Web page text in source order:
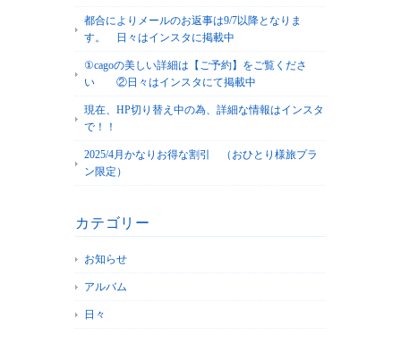
都合によりメールのお返事は9/7以降となりま
す。 日々はインスタに掲載中
①cagoの美しい詳細は【ご予約】をご覧くださ
い ②日々はインスタにて掲載中
現在、HP切り替え中の為、詳細な情報はインスタ
で！！
2025/4月かなりお得な割引 （おひとり様旅プラ
ン限定）
カテゴリー
お知らせ
アルバム
日々